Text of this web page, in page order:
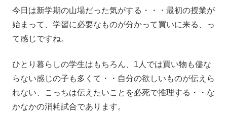
今日は新学期の山場だった気がする・・・最初の授業が
始まって、学習に必要なものが分かって買いに来る、っ
て感じですね。
ひとり暮らしの学生はもちろん、1人では買い物も儘な
らない感じの子も多くて・・自分の欲しいものが伝えら
れない、こっちは伝えたいことを必死で推理する・・な
かなかの消耗試合であります。